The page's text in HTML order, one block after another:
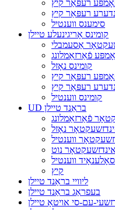
רעפּאַר קיץ
רעפּאַר קיץ
סימענס ווענטיל
קומינס אָריגינעלע טיילן
אַסעמבלי
פֿאַרזאַמלונג
קומינס נאָזל
רעפּאַר קיץ
רעפּאַר קיץ
קומינס ווענטיל
UD בראַנד טיילן
פֿאַרזאַמלונג
נאָזל
ווענטיל
אינדזשעקטאָר נוט
סאָלענאָיד ווענטיל
קיץ
ליוויי בראַנד טיילן
בעפראַג בראַנד טיילן
דזשעי-עם-סי אויטאָ טיילן